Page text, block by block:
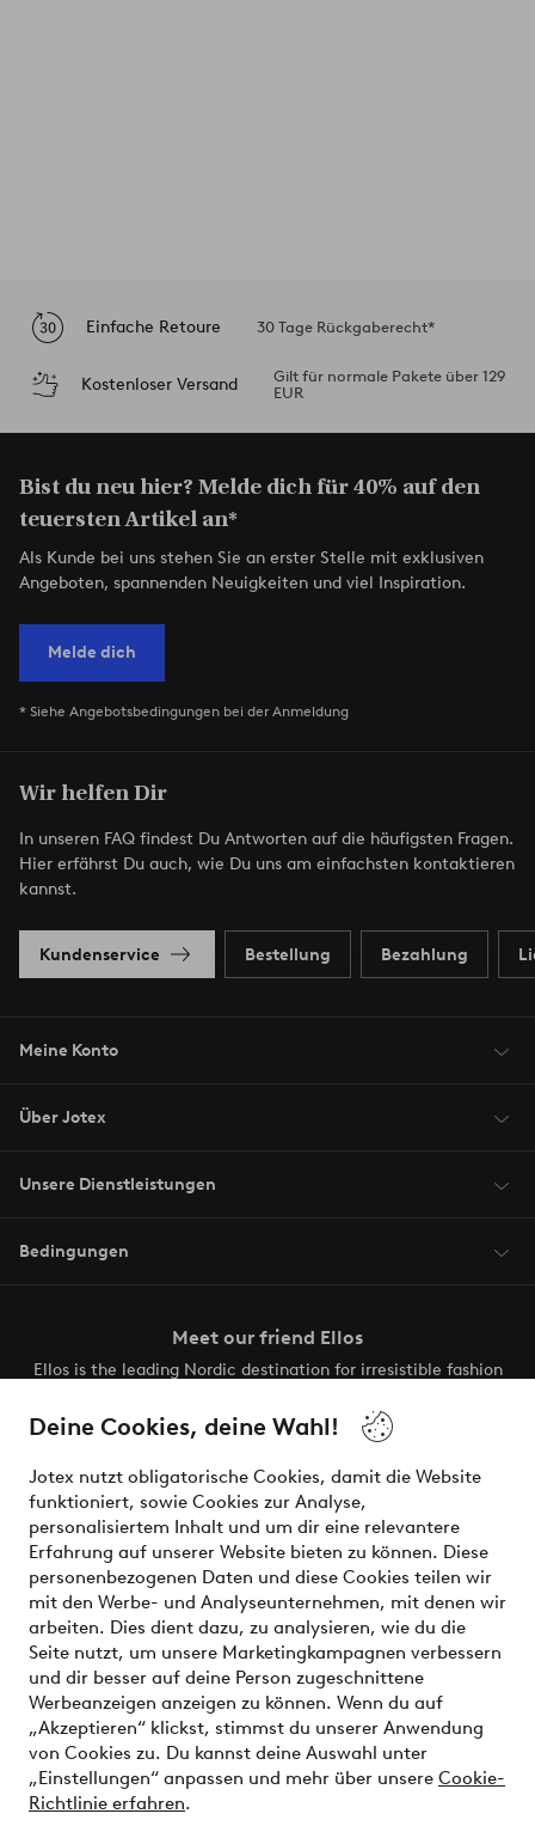
Deine Cookies, deine Wahl!
Jotex nutzt obligatorische Cookies, damit die Website
funktioniert, sowie Cookies zur Analyse,
personalisiertem Inhalt und um dir eine relevantere
Erfahrung auf unserer Website bieten zu können. Diese
personenbezogenen Daten und diese Cookies teilen wir
mit den Werbe- und Analyseunternehmen, mit denen wir
arbeiten. Dies dient dazu, zu analysieren, wie du die
Seite nutzt, um unsere Marketingkampagnen verbessern
und dir besser auf deine Person zugeschnittene
Werbeanzeigen anzeigen zu können. Wenn du auf
„Akzeptieren“ klickst, stimmst du unserer Anwendung
von Cookies zu. Du kannst deine Auswahl unter
„Einstellungen“ anpassen und mehr über unsere Cookie-
Richtlinie erfahren.
Einfache Retoure 30 Tage Rückgaberecht*
Kostenloser Versand
Gilt für normale Pakete über 129
EUR
Bist du neu hier? Melde dich für 40% auf den
teuersten Artikel an*
Als Kunde bei uns stehen Sie an erster Stelle mit exklusiven
Angeboten, spannenden Neuigkeiten und viel Inspiration.
Melde dich
* Siehe Angebotsbedingungen bei der Anmeldung
Wir helfen Dir
In unseren FAQ findest Du Antworten auf die häufigsten Fragen.
Hier erfährst Du auch, wie Du uns am einfachsten kontaktieren
kannst.
Kundenservice Bestellung Bezahlung
Meine Konto
Über Jotex
Unsere Dienstleistungen
Bedingungen
Meet our friend Ellos
Ellos is the leading Nordic destination for irresistible fashion
the latest trends, curated to make finding your next look
effortless. It’s all here.
Visit Ellos
Sichere Zahlungen - Jetzt bezahlen oder aufteilen
Möchtest du mehr über unsere
Zahlungsmöglichkeitenerfahren?